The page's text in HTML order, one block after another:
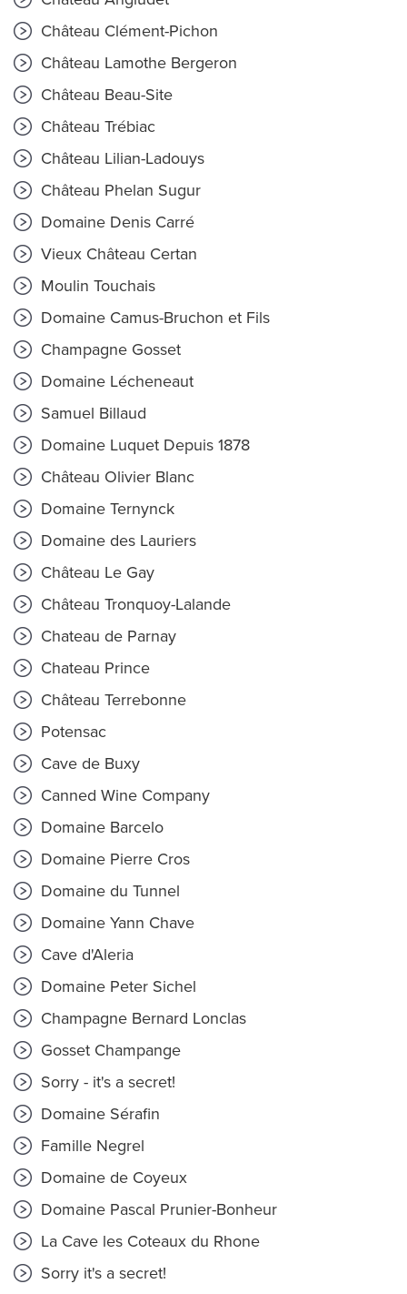
Château Clément-Pichon
Château Lamothe Bergeron
Château Beau-Site
Château Trébiac
Château Lilian-Ladouys
Château Phelan Sugur
Domaine Denis Carré
Vieux Château Certan
Moulin Touchais
Domaine Camus-Bruchon et Fils
Champagne Gosset
Domaine Lécheneaut
Samuel Billaud
Domaine Luquet Depuis 1878
Château Olivier Blanc
Domaine Ternynck
Domaine des Lauriers
Château Le Gay
Château Tronquoy-Lalande
Chateau de Parnay
Chateau Prince
Château Terrebonne
Potensac
Cave de Buxy
Canned Wine Company
Domaine Barcelo
Domaine Pierre Cros
Domaine du Tunnel
Domaine Yann Chave
Cave d'Aleria
Domaine Peter Sichel
Champagne Bernard Lonclas
Gosset Champange
Sorry - it's a secret!
Domaine Sérafin
Famille Negrel
Domaine de Coyeux
Domaine Pascal Prunier-Bonheur
La Cave les Coteaux du Rhone
Sorry it's a secret!